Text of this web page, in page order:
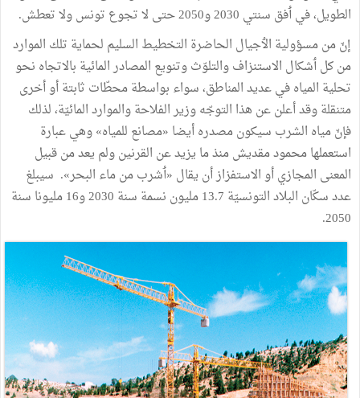
الطويل،فيٲفق سنتي 2030و2050 حتى لاتجوع تونسولاتعطش.
إنّمنمسؤولية الٲجيال الحاضرة التخطيط السليم لحماية تلك الموارد
منكلٲشكال الاستنزافوالتلوّثوتنويع المصادرالمائية بالاتجاه نحو
تحلية المياهفيعديدالمناطق،سواء بواسطةمحطّات ثابتةأوأخرى
متنقلةوقدأعلنعن هذا التوجّهوزيرالفلاحةوالمواردالمائيّة،لذلك
فإنّمياه الشرب سيكونمصدرهأيضا «مصانع للمياه»وهيعبارة
استعملهامحمودمقديشمنذما يزيدعن القرنينولم يعدمنقبيل
المعنى المجازيأوالاستفزازأن يقال «ٲشربمنماء البحر»
. سيبلغ
عددسكّان البلادالتونسيّة 13.7 مليون نسمة سنة 2030و16 مليونا سنة
2050
.